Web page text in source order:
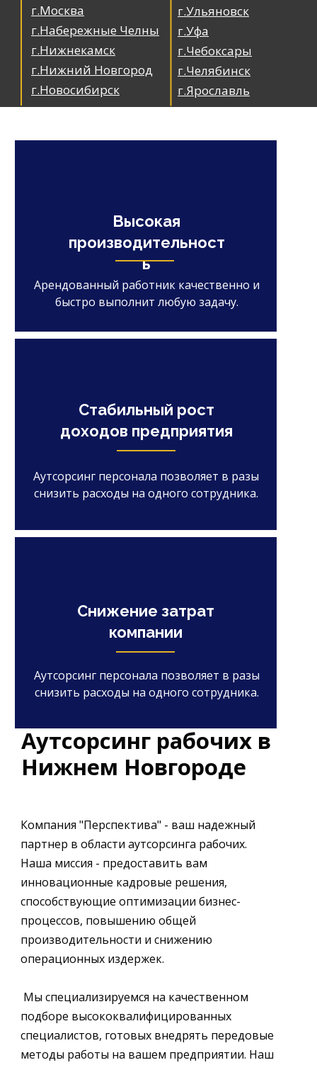
г.Ульяновск
г.Уфа
г.Чебоксары
г.Челябинск
г.Ярославль
г.Москва
г.Набережные Челны
г.Нижнекамск
г.Нижний Новгород
г.Новосибирск
Снижение затрат
компании
Аутсорсинг персонала позволяет в разы
снизить расходы на одного сотрудника.
Высокая
производительност
ь
Арендованный работник качественно и
быстро выполнит любую задачу.
Стабильный рост
доходов предприятия
Аутсорсинг персонала позволяет в разы
снизить расходы на одного сотрудника.
Компания "Перспектива" - ваш надежный
партнер в области аутсорсинга рабочих.
Наша миссия - предоставить вам
инновационные кадровые решения,
способствующие оптимизации бизнес-
процессов, повышению общей
производительности и снижению
операционных издержек.
Мы специализируемся на качественном
подборе высококвалифицированных
специалистов, готовых внедрять передовые
методы работы на вашем предприятии. Наш
Аутсорсинг рабочих в
Нижнем Новгороде